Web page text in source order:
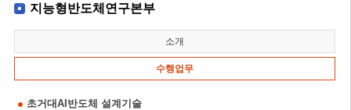
지능형반도체연구본부
소개
수행업무
초거대AI반도체 설계기술